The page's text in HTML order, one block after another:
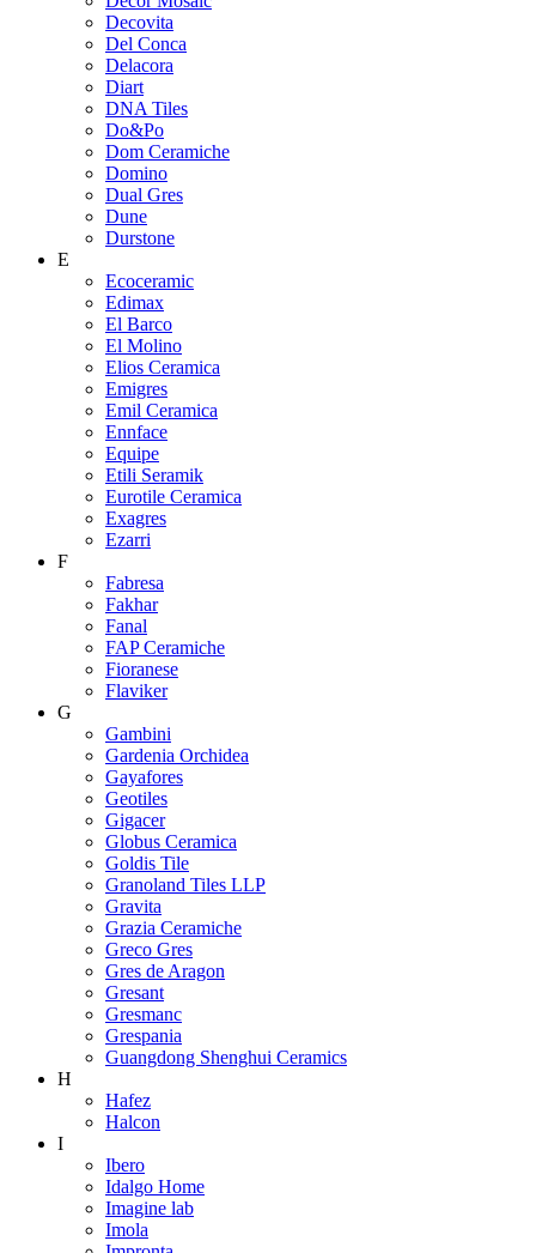
Decovita
Del Conca
Delacora
Diart
DNA Tiles
Do&Po
Dom Ceramiche
Domino
Dual Gres
Dune
Durstone
E
Ecoceramic
Edimax
El Barco
El Molino
Elios Ceramica
Emigres
Emil Ceramica
Ennface
Equipe
Etili Seramik
Eurotile Ceramica
Exagres
Ezarri
F
Fabresa
Fakhar
Fanal
FAP Ceramiche
Fioranese
Flaviker
G
Gambini
Gardenia Orchidea
Gayafores
Geotiles
Gigacer
Globus Ceramica
Goldis Tile
Granoland Tiles LLP
Gravita
Grazia Ceramiche
Greco Gres
Gres de Aragon
Gresant
Gresmanc
Grespania
Guangdong Shenghui Ceramics
H
Hafez
Halcon
I
Ibero
Idalgo Home
Imagine lab
Imola